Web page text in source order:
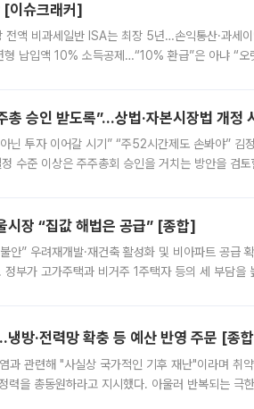
[이슈크래커]
전액 비과세일반 ISA는 최장 5년…손익통산·과세
납입액 10% 소득공제…“10% 환급”은 아냐 “오
총 승인 받도록”…상법·자본시장법 개정
닌 투자 이어갈 시기” “주52시간제도 손봐야” 김
수준 이상은 주주총회 승인을 거치는 방안을 검토
장 “집값 해법은 공급” [종합]
안” 우려재개발·재건축 활성화 및 비아파트 공급
부가 고가주택과 비거주 1주택자 등의 세 부담을
방·전력망 확충 등 예산 반영 주문 [종
과 관련해 "사실상 국가적인 기후 재난"이라며 취
력을 총동원하라고 지시했다. 아울러 반복되는 극